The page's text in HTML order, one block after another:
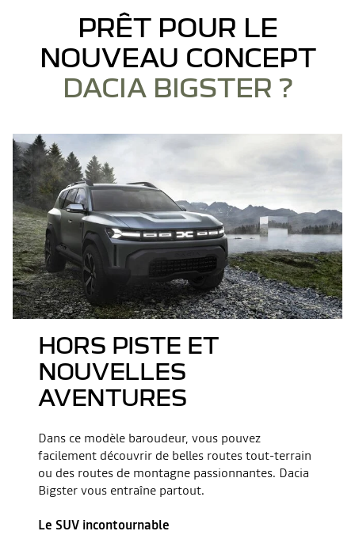
PRÊT POUR LE
NOUVEAU CONCEPT
DACIA BIGSTER ?
HORS PISTE ET
NOUVELLES
AVENTURES
Dans ce modèle baroudeur, vous pouvez
facilement découvrir de belles routes tout-terrain
ou des routes de montagne passionnantes. Dacia
Bigster vous entraîne partout.
Le SUV incontournable